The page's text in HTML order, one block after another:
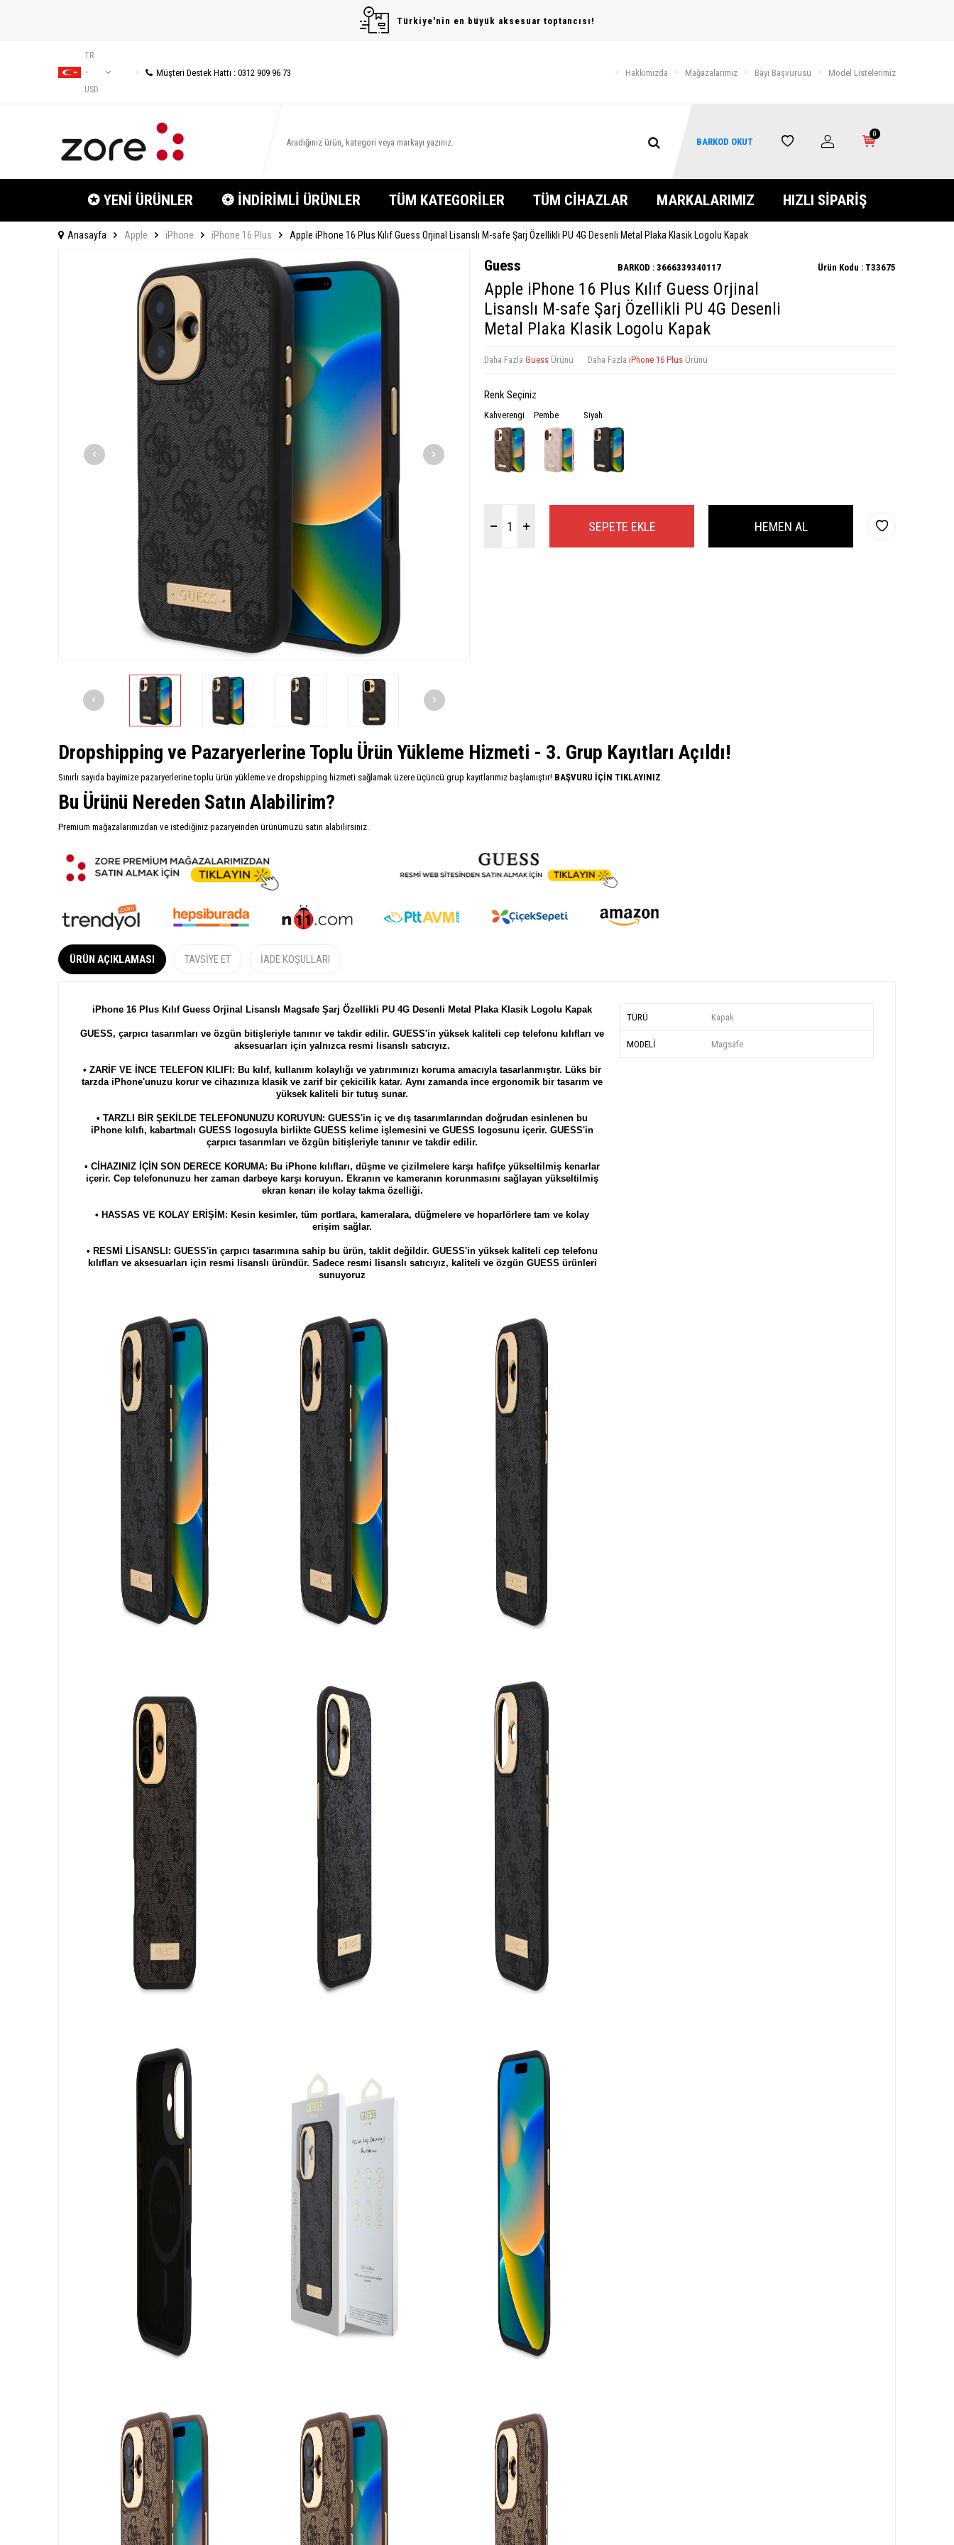
Türkiye'nin en büyük aksesuar toptancısı!
TR
−
USD
Müşteri Destek Hattı : 0312 909 96 73 Hakkımızda Mağazalarımız Bayi Başvurusu Model Listelerimiz
BARKOD OKUT
0
✪ YENİ ÜRÜNLER ❂ İNDİRİMLİ ÜRÜNLER TÜM KATEGORİLER TÜM CİHAZLAR MARKALARIMIZ HIZLI SİPARİŞ
Anasayfa Apple iPhone iPhone 16 Plus Apple iPhone 16 Plus Kılıf Guess Orjinal Lisanslı M-safe Şarj Özellikli PU 4G Desenli Metal Plaka Klasik Logolu Kapak
Guess BARKOD : 3666339340117 Ürün Kodu : T33675
Apple iPhone 16 Plus Kılıf Guess Orjinal
Lisanslı M-safe Şarj Özellikli PU 4G Desenli
Metal Plaka Klasik Logolu Kapak
Daha Fazla Guess Ürünü Daha Fazla iPhone 16 Plus Ürünü
Renk Seçiniz
Kahverengi Pembe Siyah
SEPETE EKLE HEMEN AL
Dropshipping ve Pazaryerlerine Toplu Ürün Yükleme Hizmeti - 3. Grup Kayıtları Açıldı!
Sınırlı sayıda bayimize pazaryerlerine toplu ürün yükleme ve dropshipping hizmeti sağlamak üzere üçüncü grup kayıtlarımız başlamıştır! BAŞVURU İÇİN TIKLAYINIZ
Bu Ürünü Nereden Satın Alabilirim?
Premium mağazalarımızdan ve istediğiniz pazaryeinden ürünümüzü satın alabilirsiniz.
ÜRÜN AÇIKLAMASI TAVSIYE ET İADE KOŞULLARI
iPhone 16 Plus Kılıf Guess Orjinal Lisanslı Magsafe Şarj Özellikli PU 4G Desenli Metal Plaka Klasik Logolu Kapak
GUESS, çarpıcı tasarımları ve özgün bitişleriyle tanınır ve takdir edilir. GUESS'in yüksek kaliteli cep telefonu kılıfları ve
aksesuarları için yalnızca resmi lisanslı satıcıyız.
• ZARİF VE İNCE TELEFON KILIFI: Bu kılıf, kullanım kolaylığı ve yatırımınızı koruma amacıyla tasarlanmıştır. Lüks bir
tarzda iPhone'unuzu korur ve cihazınıza klasik ve zarif bir çekicilik katar. Aynı zamanda ince ergonomik bir tasarım ve
yüksek kaliteli bir tutuş sunar.
• TARZLI BİR ŞEKİLDE TELEFONUNUZU KORUYUN: GUESS'in iç ve dış tasarımlarından doğrudan esinlenen bu
iPhone kılıfı, kabartmalı GUESS logosuyla birlikte GUESS kelime işlemesini ve GUESS logosunu içerir. GUESS'in
çarpıcı tasarımları ve özgün bitişleriyle tanınır ve takdir edilir.
• CİHAZINIZ İÇİN SON DERECE KORUMA: Bu iPhone kılıfları, düşme ve çizilmelere karşı hafifçe yükseltilmiş kenarlar
içerir. Cep telefonunuzu her zaman darbeye karşı koruyun. Ekranın ve kameranın korunmasını sağlayan yükseltilmiş
ekran kenarı ile kolay takma özelliği.
• HASSAS VE KOLAY ERİŞİM: Kesin kesimler, tüm portlara, kameralara, düğmelere ve hoparlörlere tam ve kolay
erişim sağlar.
• RESMİ LİSANSLI: GUESS'in çarpıcı tasarımına sahip bu ürün, taklit değildir. GUESS'in yüksek kaliteli cep telefonu
kılıfları ve aksesuarları için resmi lisanslı üründür. Sadece resmi lisanslı satıcıyız, kaliteli ve özgün GUESS ürünleri
sunuyoruz
TÜRÜ Kapak
MODELİ Magsafe